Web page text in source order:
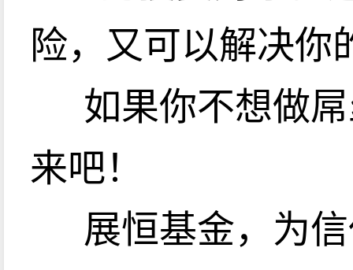
险，又可以解决你
如果你不想做
来吧！
展恒基金，为